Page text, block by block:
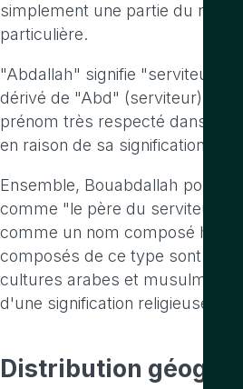
simplement une partie du nom
particulière.
"Abdallah" signifie "serviteur de
dérivé de "Abd" (serviteur) et
prénom très respecté dans les
en raison de sa signification
Ensemble, Bouabdallah pourrait
comme "le père du serviteur de
comme un nom composé
composés de ce type sont
cultures arabes et
d'une signification religieuse ou
Distribution